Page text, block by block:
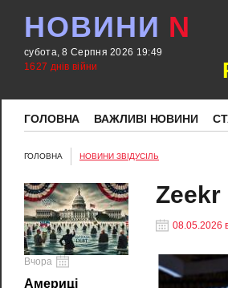
НОВИНИ N
субота, 8 Серпня 2026 19:49
1627 днів війни
ГОЛОВНА ВАЖЛИВІ НОВИНИ
ГОЛОВНА НОВИНИ ЗВІДУСІЛЬ
Вчора
Америці
Zeekr
08.05.2026